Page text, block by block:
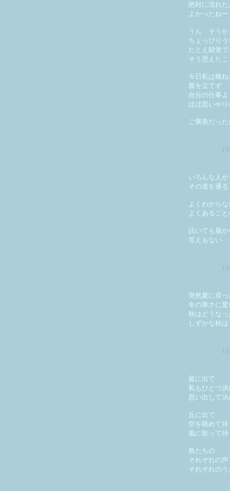
絶対に流れた
よかったね
うん そうか
ちょっぴりう
たとえ錯覚で
そう思えた
今日私は概
腹を立てず
自分の仕事よ
ほぼ思いや
ご褒美だっ
いろんな人が
その道を通る
よくわから
よくあるこ
訊いても届か
答えもない
突然夏に戻っ
冬の寒さに驚
秋はどうなっ
しずかな秋
庭に出て
私もひとつ
思い出して
丘に出て
空を眺めて
風に歌って
鳥たちの
それぞれの声
それぞれのう